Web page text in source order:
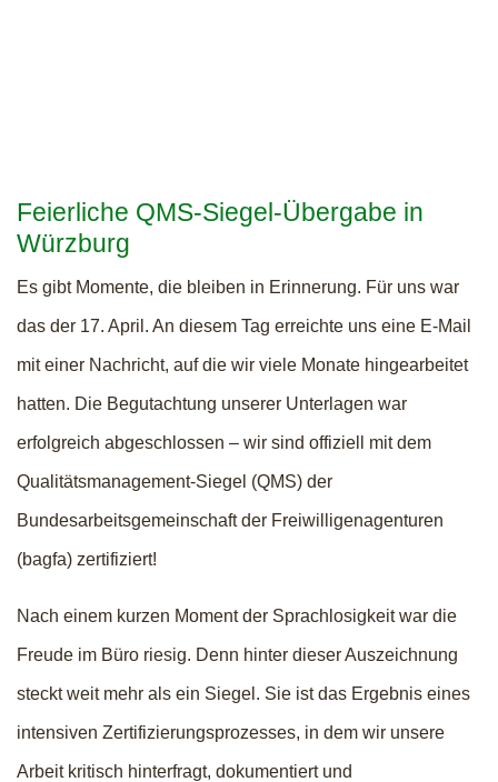
Feierliche QMS-Siegel-Übergabe in
Würzburg
Es gibt Momente, die bleiben in Erinnerung. Für uns war
das der 17. April. An diesem Tag erreichte uns eine E-Mail
mit einer Nachricht, auf die wir viele Monate hingearbeitet
hatten. Die Begutachtung unserer Unterlagen war
erfolgreich abgeschlossen – wir sind offiziell mit dem
Qualitätsmanagement-Siegel (QMS) der
Bundesarbeitsgemeinschaft der Freiwilligenagenturen
(bagfa) zertifiziert!
Nach einem kurzen Moment der Sprachlosigkeit war die
Freude im Büro riesig. Denn hinter dieser Auszeichnung
steckt weit mehr als ein Siegel. Sie ist das Ergebnis eines
intensiven Zertifizierungsprozesses, in dem wir unsere
Arbeit kritisch hinterfragt, dokumentiert und